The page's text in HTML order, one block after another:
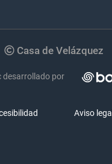
Casa de Velázquez
desarrollado por
Aviso legal